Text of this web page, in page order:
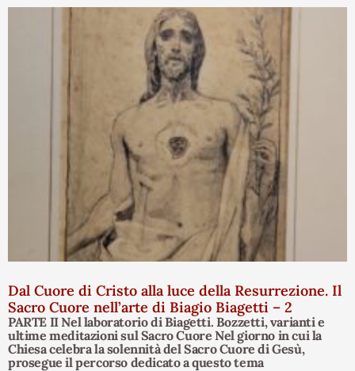
Dal Cuore di Cristo alla luce della Resurrezione. Il
Sacro Cuore nell’arte di Biagio Biagetti – 2
PARTE II Nel laboratorio di Biagetti. Bozzetti, varianti e
ultime meditazioni sul Sacro Cuore Nel giorno in cui la
Chiesa celebra la solennità del Sacro Cuore di Gesù,
prosegue il percorso dedicato a questo tema